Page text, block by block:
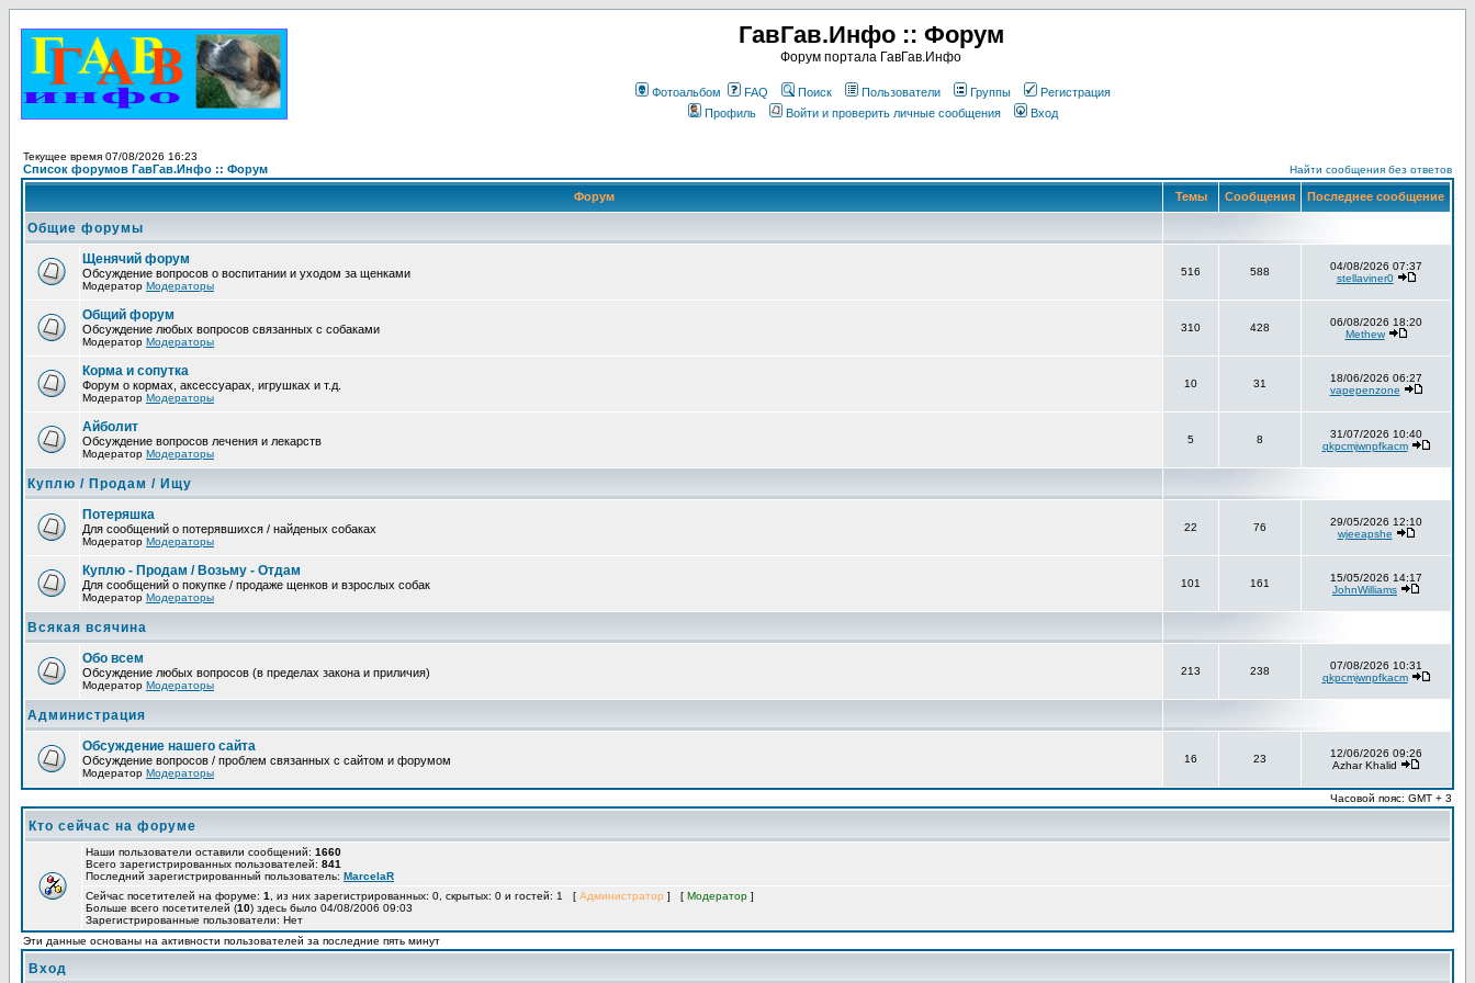
ГавГав.Инфо :: Форум
Форум портала ГавГав.Инфо
Фотоальбом FAQ Поиск Пользователи Группы
Регистрация
Профиль
Войти и проверить личные сообщения Вход
Текущее время 07/08/2026 16:23
Список форумов ГавГав.Инфо :: Форум Найти сообщения без ответов
Форум Темы Сообщения Последнее сообщение
Общие форумы
Щенячий форум
Обсуждение вопросов о воспитании и уходом за щенками
Модератор Модераторы
516 588
04/08/2026 07:37
stellaviner0
Общий форум
Обсуждение любых вопросов связанных с собаками
Модератор Модераторы
310 428
06/08/2026 18:20
Methew
Корма и сопутка
Форум о кормах, аксессуарах, игрушках и т.д.
Модератор Модераторы
10 31
18/06/2026 06:27
vapepenzone
Айболит
Обсуждение вопросов лечения и лекарств
Модератор Модераторы
5 8
31/07/2026 10:40
qkpcmjwnpfkacm
Куплю / Продам / Ищу
Потеряшка
Для сообщений о потерявшихся / найденых собаках
Модератор Модераторы
22 76
29/05/2026 12:10
wjeeapshe
Куплю - Продам / Возьму - Отдам
Для сообщений о покупке / продаже щенков и взрослых собак
Модератор Модераторы
101 161
15/05/2026 14:17
JohnWilliams
Всякая всячина
Обо всем
Обсуждение любых вопросов (в пределах закона и приличия)
Модератор Модераторы
213 238
07/08/2026 10:31
qkpcmjwnpfkacm
Администрация
Обсуждение нашего сайта
Обсуждение вопросов / проблем связанных с сайтом и форумом
Модератор Модераторы
16 23
12/06/2026 09:26
Azhar Khalid
Часовой пояс: GMT + 3
Кто сейчас на форуме
Наши пользователи оставили сообщений: 1660
Всего зарегистрированных пользователей: 841
Последний зарегистрированный пользователь: MarcelaR
Сейчас посетителей на форуме: 1 , из них зарегистрированных: 0, скрытых: 0 и гостей: 1 [ Администратор ] [ Модератор ]
Больше всего посетителей (10) здесь было 04/08/2006 09:03
Зарегистрированные пользователи: Нет
Эти данные основаны на активности пользователей за последние пять минут
Вход